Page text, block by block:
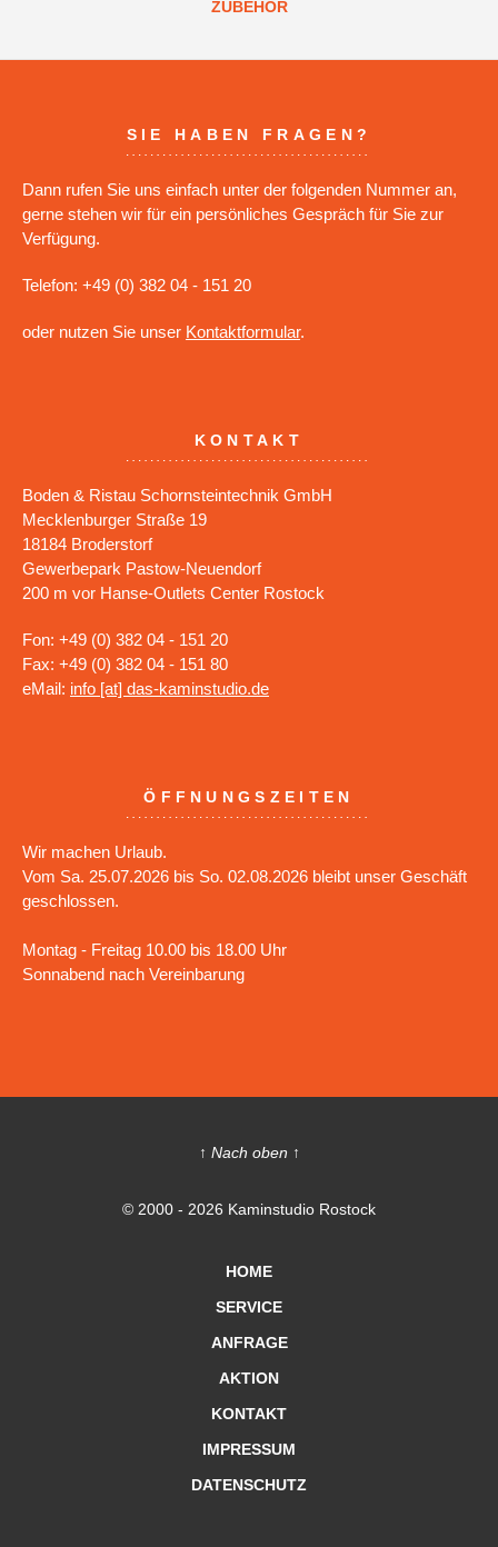
ZUBEHÖR
SIE HABEN FRAGEN?
Dann rufen Sie uns einfach unter der folgenden Nummer an,
gerne stehen wir für ein persönliches Gespräch für Sie zur
Verfügung.
Telefon: +49 (0) 382 04 - 151 20
oder nutzen Sie unser Kontaktformular.
KONTAKT
Boden & Ristau Schornsteintechnik GmbH
Mecklenburger Straße 19
18184 Broderstorf
Gewerbepark Pastow-Neuendorf
200 m vor Hanse-Outlets Center Rostock
Fon: +49 (0) 382 04 - 151 20
Fax: +49 (0) 382 04 - 151 80
eMail: info [at] das-kaminstudio.de
ÖFFNUNGSZEITEN
Wir machen Urlaub.
Vom Sa. 25.07.2026 bis So. 02.08.2026 bleibt unser Geschäft
geschlossen.
Montag - Freitag 10.00 bis 18.00 Uhr
Sonnabend nach Vereinbarung
↑ Nach oben ↑
© 2000 - 2026 Kaminstudio Rostock
HOME
SERVICE
ANFRAGE
AKTION
KONTAKT
IMPRESSUM
DATENSCHUTZ